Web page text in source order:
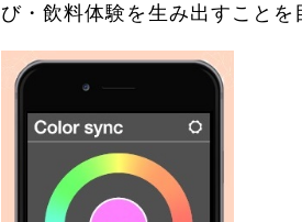
び・飲料体験を生み出すことを